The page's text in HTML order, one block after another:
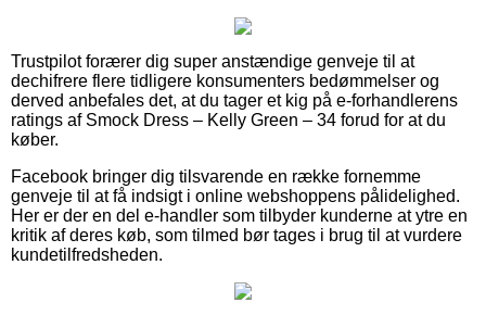
Trustpilot forærer dig super anstændige genveje til at
dechifrere flere tidligere konsumenters bedømmelser og
derved anbefales det, at du tager et kig på e-forhandlerens
ratings af Smock Dress – Kelly Green – 34 forud for at du
køber.
Facebook bringer dig tilsvarende en række fornemme
genveje til at få indsigt i online webshoppens pålidelighed.
Her er der en del e-handler som tilbyder kunderne at ytre en
kritik af deres køb, som tilmed bør tages i brug til at vurdere
kundetilfredsheden.